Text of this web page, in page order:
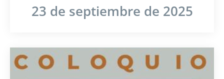
23 de septiembre de 2025